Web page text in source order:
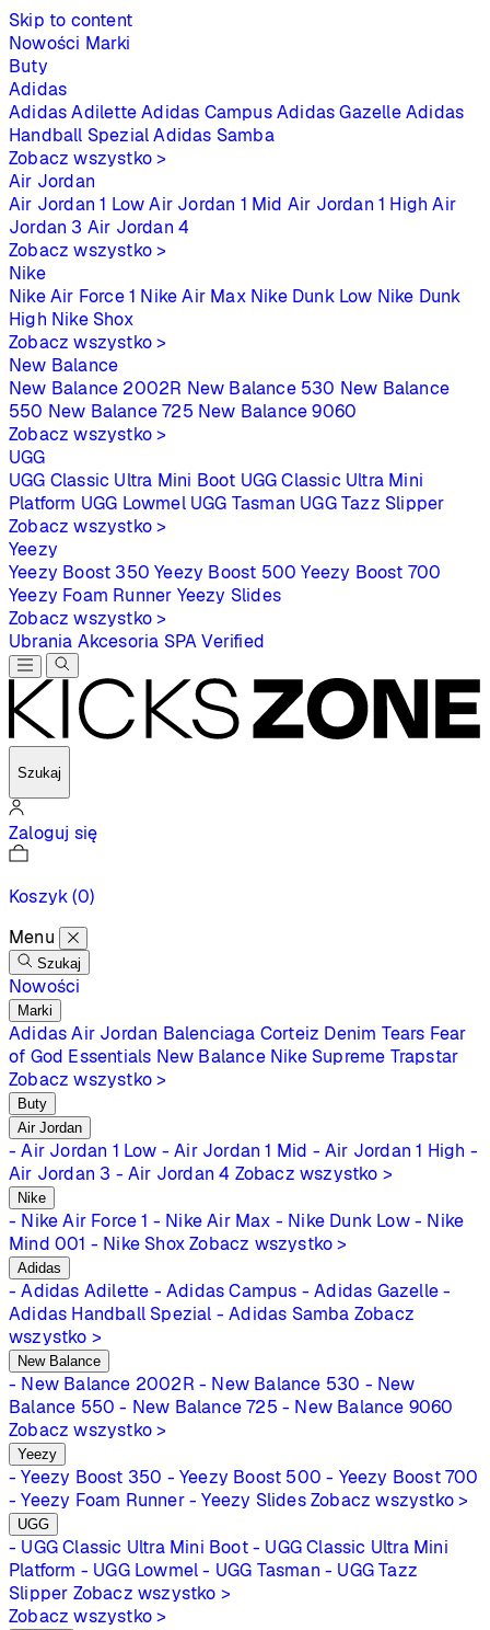
Skip to content
Nowości Marki
Buty
Adidas
Adidas Adilette Adidas Campus Adidas Gazelle Adidas
Handball Spezial Adidas Samba
Zobacz wszystko >
Air Jordan
Air Jordan 1 Low Air Jordan 1 Mid Air Jordan 1 High Air
Jordan 3 Air Jordan 4
Zobacz wszystko >
Nike
Nike Air Force 1 Nike Air Max Nike Dunk Low Nike Dunk
High Nike Shox
Zobacz wszystko >
New Balance
New Balance 2002R New Balance 530 New Balance
550 New Balance 725 New Balance 9060
Zobacz wszystko >
UGG
UGG Classic Ultra Mini Boot UGG Classic Ultra Mini
Platform UGG Lowmel UGG Tasman UGG Tazz Slipper
Zobacz wszystko >
Yeezy
Yeezy Boost 350 Yeezy Boost 500 Yeezy Boost 700
Yeezy Foam Runner Yeezy Slides
Zobacz wszystko >
Ubrania Akcesoria SPAVerified
Szukaj
Zaloguj się
Koszyk(0)
Menu
Szukaj
Nowości
Marki
Adidas Air Jordan Balenciaga Corteiz Denim Tears Fear
of God Essentials New Balance Nike Supreme Trapstar
Zobacz wszystko >
Buty
Air Jordan
- Air Jordan 1 Low - Air Jordan 1 Mid - Air Jordan 1 High -
Air Jordan 3 - Air Jordan 4 Zobacz wszystko >
Nike
- Nike Air Force 1 - Nike Air Max - Nike Dunk Low - Nike
Mind 001 - Nike Shox Zobacz wszystko >
Adidas
- Adidas Adilette - Adidas Campus - Adidas Gazelle -
Adidas Handball Spezial - Adidas Samba Zobacz
wszystko >
New Balance
- New Balance 2002R - New Balance 530 - New
Balance 550 - New Balance 725 - New Balance 9060
Zobacz wszystko >
Yeezy
- Yeezy Boost 350 - Yeezy Boost 500 - Yeezy Boost 700
- Yeezy Foam Runner - Yeezy Slides Zobacz wszystko >
UGG
- UGG Classic Ultra Mini Boot - UGG Classic Ultra Mini
Platform - UGG Lowmel - UGG Tasman - UGG Tazz
Slipper Zobacz wszystko >
Zobacz wszystko >